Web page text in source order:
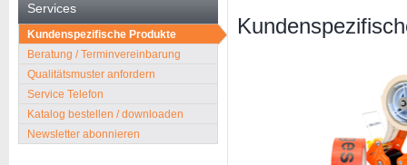
Services
Navigation
überspringen
Kundenspezifische Produkte
Beratung / Terminvereinbarung
Qualitätsmuster anfordern
Service Telefon
Katalog bestellen / downloaden
Newsletter abonnieren